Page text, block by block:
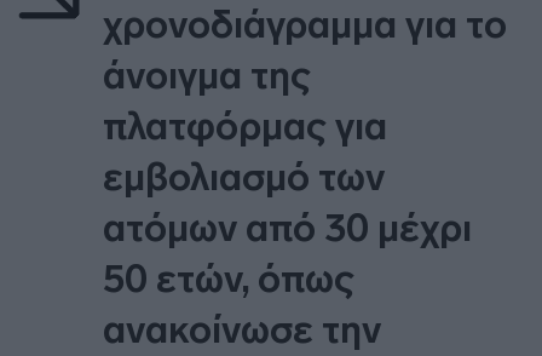
χρονοδιάγραμμα για το
άνοιγμα της
πλατφόρμας για
εμβολιασμό των
ατόμων από 30 μέχρι
50 ετών, όπως
ανακοίνωσε την